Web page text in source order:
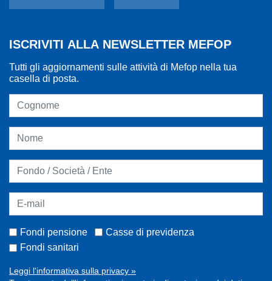
ISCRIVITI ALLA NEWSLETTER MEFOP
Tutti gli aggiornamenti sulle attività di Mefop nella tua
casella di posta.
Fondi pensione
Casse di previdenza
Fondi sanitari
Leggi l'informativa sulla privacy »